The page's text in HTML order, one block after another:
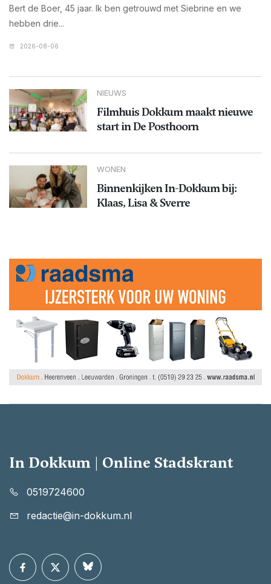
Bert de Boer, 45 jaar. Ik ben getrouwd met Siebrine en we
hebben drie...
2026-08-06
NIEUWS
Filmhuis Dokkum maakt nieuwe
start in De Posthoorn
WONEN
Binnenkijken In-Dokkum bij:
Klaas, Lisa & Sverre
In Dokkum | Online Stadskrant
0519724600
redactie@in-dokkum.nl